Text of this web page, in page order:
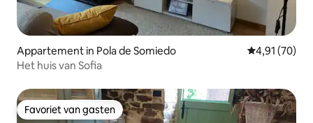
Appartement in Pola de Somiedo Gemiddelde
4,91 (70)
Het huis van Sofia
Favoriet van gasten
Favoriet van gasten